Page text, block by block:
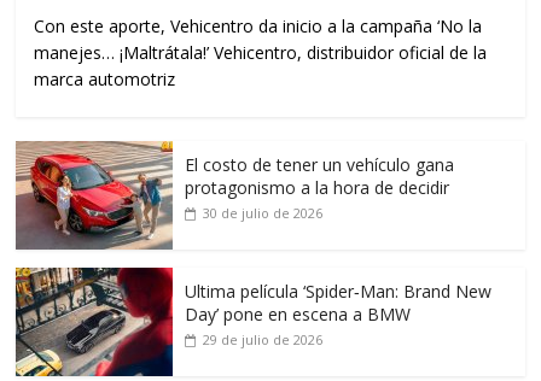
Con este aporte, Vehicentro da inicio a la campaña ‘No la
manejes… ¡Maltrátala!’ Vehicentro, distribuidor oficial de la
marca automotriz
El costo de tener un vehículo gana
protagonismo a la hora de decidir
30 de julio de 2026
Ultima película ‘Spider‑Man: Brand New
Day’ pone en escena a BMW
29 de julio de 2026